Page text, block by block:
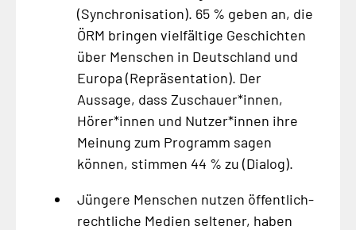
(Synchronisation). 65 % geben an, die
ÖRM bringen vielfältige Geschichten
über Menschen in Deutschland und
Europa (Repräsentation). Der
Aussage, dass Zuschauer*innen,
Hörer*innen und Nutzer*innen ihre
Meinung zum Programm sagen
können, stimmen 44 % zu (Dialog).
Jüngere Menschen nutzen öffentlich-
rechtliche Medien seltener, haben